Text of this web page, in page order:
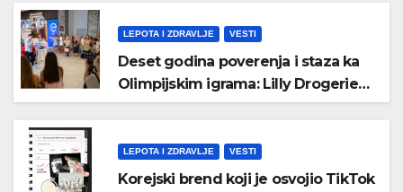
LEPOTA I ZDRAVLJE VESTI
Deset godina poverenja i staza ka
Olimpijskim igrama: Lilly Drogerie
proslavile online rođendan
LEPOTA I ZDRAVLJE VESTI
Korejski brend koji je osvojio TikTok